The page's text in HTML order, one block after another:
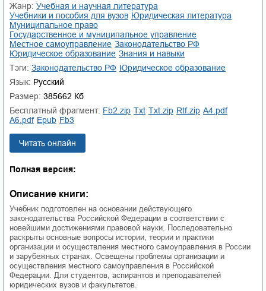
Жанр:
учебная и научная литература
учебники и пособия для вузов
юридическая литература
муниципальное право
государственное и муниципальное управление
местное самоуправление
законодательство РФ
юридическое образование
знания и навыки
Тэги:
законодательство РФ
юридическое образование
Язык: Русский
Размер: 385662 Кб
Бесплатный фрагмент:
fb2.zip txt txt.zip rtf.zip
a4.pdf
a6.pdf
epub fb3
Читать онлайн
Полная версия:
Описание книги:
Учебник подготовлен на основании действующего
законодательства Российской Федерации в соответствии с
новейшими достижениями правовой науки. Последовательно
раскрыты основные вопросы истории, теории и практики
организации и осуществления местного самоуправления в России
и зарубежных странах. Освещены проблемы организации и
осуществления местного самоуправления в Российской
Федерации. Для студентов, аспирантов и преподавателей
юридических вузов и факультетов.